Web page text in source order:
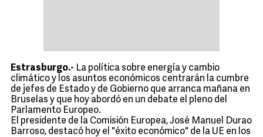
Estrasburgo.- La política sobre energía y cambio
climático y los asuntos económicos centrarán la cumbre
de jefes de Estado y de Gobierno que arranca mañana en
Bruselas y que hoy abordó en un debate el pleno del
Parlamento Europeo.
El presidente de la Comisión Europea, José Manuel Durao
Barroso, destacó hoy el "éxito económico" de la UE en los